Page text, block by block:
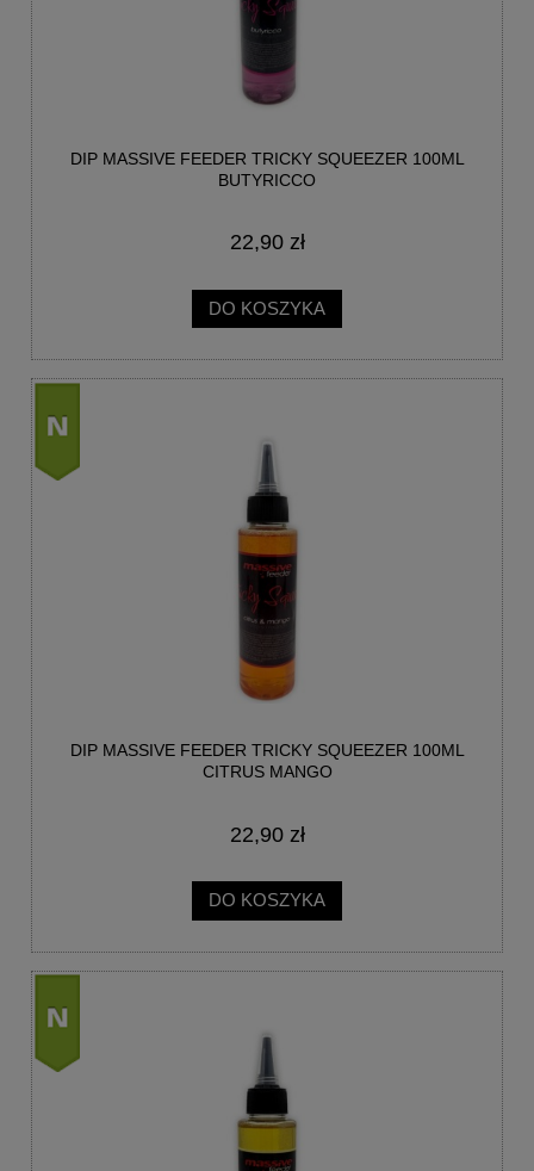
DIP MASSIVE FEEDER TRICKY SQUEEZER 100ML
BUTYRICCO
22,90 zł
DO KOSZYKA
DIP MASSIVE FEEDER TRICKY SQUEEZER 100ML
CITRUS MANGO
22,90 zł
DO KOSZYKA